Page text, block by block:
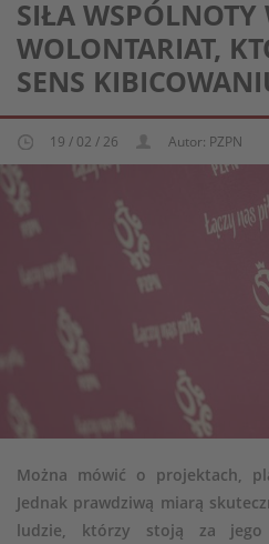
SIŁA
WOLONTARIAT,
SENS
19 / 02 / 26 Autor: PZPN
Można mówić o projektach,
Jednak prawdziwą miarą
ludzie, którzy stoją za jego